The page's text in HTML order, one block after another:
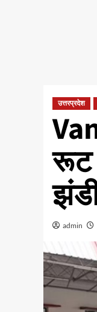
उत्तरप्रदेश
रूट
admin